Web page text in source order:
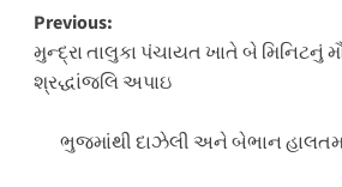
Post
navigation
Previous:
મુન્દ્રા તાલુકા પંચાયત ખાતે બે મિનિટનું
શ્રદ્ધાંજલિ અપાઇ
ભુજમાંથી દાઝેલી અને બેભાન